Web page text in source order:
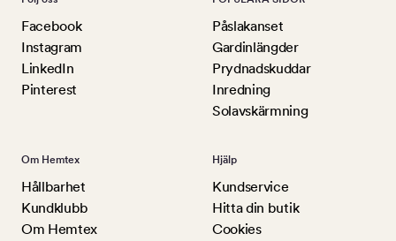
Facebook
Instagram
LinkedIn
Pinterest
Påslakanset
Gardinlängder
Prydnadskuddar
Inredning
Solavskärmning
Om Hemtex
Hållbarhet
Kundklubb
Om Hemtex
Hjälp
Kundservice
Hitta din butik
Cookies